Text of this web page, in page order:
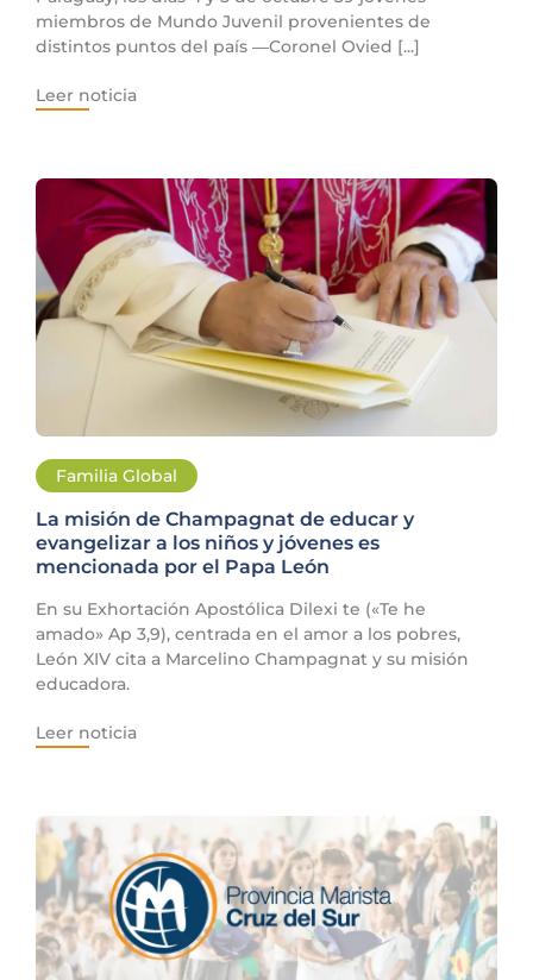
miembros de Mundo Juvenil provenientes de
distintos puntos del país ―Coronel Ovied [...]
Leer noticia
Familia Global
La misión de Champagnat de educar y
evangelizar a los niños y jóvenes es
mencionada por el Papa León
En su Exhortación Apostólica Dilexi te («Te he
amado» Ap 3,9), centrada en el amor a los pobres,
León XIV cita a Marcelino Champagnat y su misión
educadora.
Leer noticia